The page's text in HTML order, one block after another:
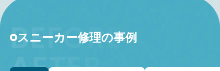
スニーカー修理の事例